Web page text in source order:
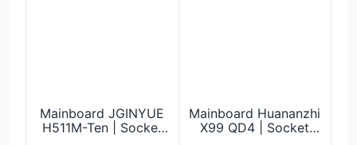
Mainboard JGINYUE
H511M-Ten | Socket
Mainboard Huananzhi
X99 QD4 | Socket